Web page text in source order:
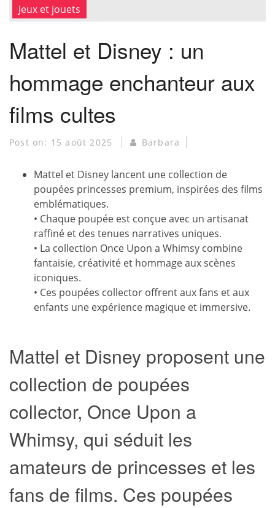
Jeux et jouets
Mattel et Disney : un
hommage enchanteur aux
films cultes
Post on: 15 août 2025 Barbara
Mattel et Disney lancent une collection de
poupées princesses premium, inspirées des films
emblématiques.
• Chaque poupée est conçue avec un artisanat
raffiné et des tenues narratives uniques.
• La collection Once Upon a Whimsy combine
fantaisie, créativité et hommage aux scènes
iconiques.
• Ces poupées collector offrent aux fans et aux
enfants une expérience magique et immersive.
Mattel et Disney proposent une
collection de poupées
collector, Once Upon a
Whimsy, qui séduit les
amateurs de princesses et les
fans de films. Ces poupées